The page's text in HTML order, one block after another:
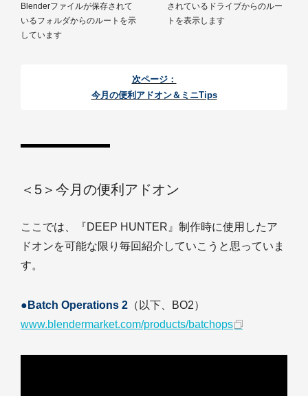
Blenderファイルが保存されて
いるフォルダからのルートを示
しています
されているドライブからのルー
トを表示します
次ページ：
今月の便利アドオン＆ミニTips
＜5＞今月の便利アドオン
ここでは、『DEEP HUNTER』制作時に使用したア
ドオンを可能な限り毎回紹介していこうと思っていま
す。
●Batch Operations 2 （以下、BO2）
www.blendermarket.com/products/batchops